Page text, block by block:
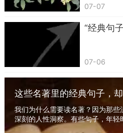
45.菜刀切豆腐——两面
46.饺子破皮——露了馅
47.板上钉钉——跑不了
49.脚踏西瓜皮——滑
50.王八吃秤砣——铁
07-07
“经典句
07-06
这些名著里的经典句子，
我们为什么需要读名著？因为那
深刻的人性洞察。有些句子，年
轻。今天整理了中外名著中高级且